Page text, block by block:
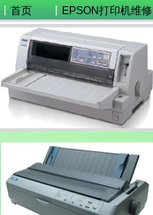
首页 EPSON打印机维修